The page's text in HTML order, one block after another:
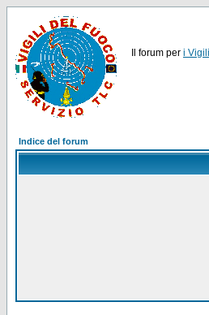
Il forum per i
Indice del forum